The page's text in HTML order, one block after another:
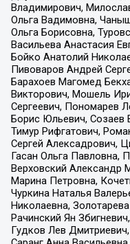
Владимирович,
Ольга Вадимовна,
Ольга Борисовна,
Васильева Анастасия
Бойко Анатолий
Пивоваров Андрей
Барахоев Магомед
Викторович, Мошель
Сергеевич, Пономарев
Борис Юльевич, Созаев
Тимур Рифгатович,
Сергей Алексадрович,
Гасан Ольга Павловна,
Верховский Александр
Марина Петровна,
Чуркина Наталья
Николаевна,
Рачинский Ян
Гудков Лев